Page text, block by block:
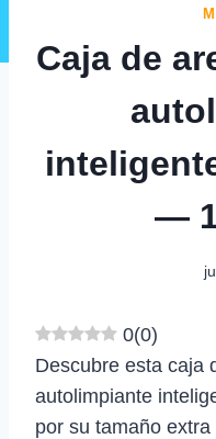
Caja de
—
0(0)
Descubre esta caja
autolimpiante
por su tamaño